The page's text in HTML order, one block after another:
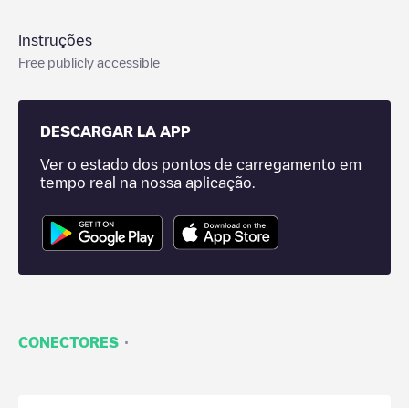
Instruções
Free publicly accessible
DESCARGAR LA APP
Ver o estado dos pontos de carregamento em
tempo real na nossa aplicação.
CONECTORES ·